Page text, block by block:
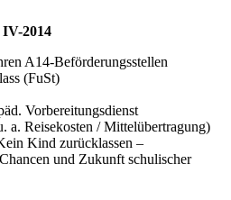
2014
A14-Beförderungsstellen
(FuSt)
Vorbereitungsdienst
a. Reisekosten / Mittelübertragung)
Kind zurücklassen –
und Zukunft schulischer